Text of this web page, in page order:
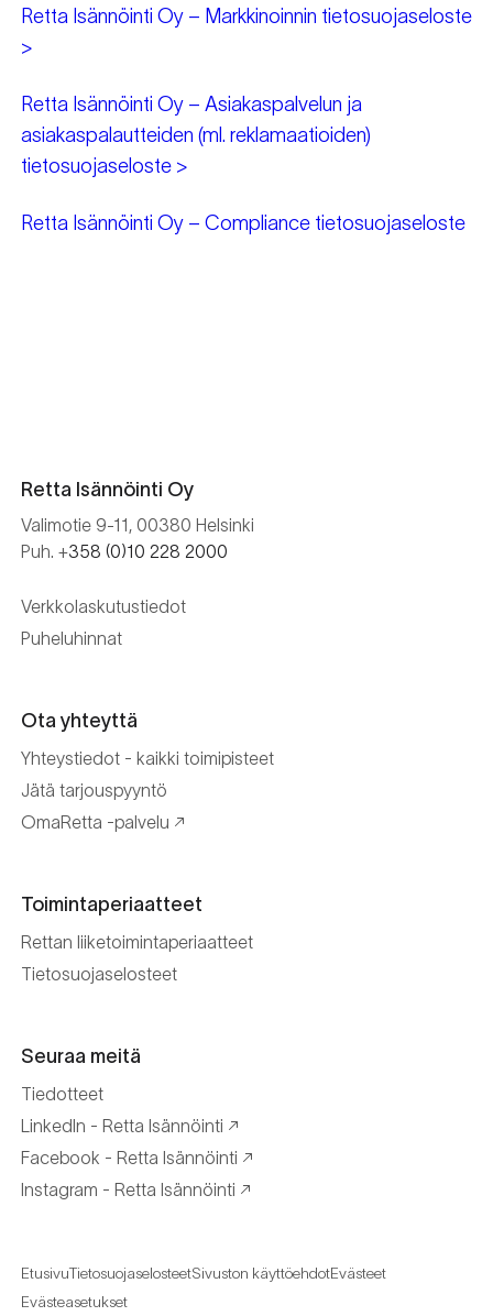
Retta Isännöinti Oy – Markkinoinnin tietosuojaseloste
>
Retta Isännöinti Oy – Asiakaspalvelun ja
asiakaspalautteiden (ml. reklamaatioiden)
tietosuojaseloste >
Retta Isännöinti Oy – Compliance tietosuojaseloste
Retta Isännöinti Oy
Valimotie 9-11, 00380 Helsinki
Puh. +358 (0)10 228 2000
Verkkolaskutustiedot
Puheluhinnat
Ota yhteyttä
Yhteystiedot - kaikki toimipisteet
Jätä tarjouspyyntö
OmaRetta -palvelu
Toimintaperiaatteet
Rettan liiketoimintaperiaatteet
Tietosuojaselosteet
Seuraa meitä
Tiedotteet
LinkedIn - Retta Isännöinti
Facebook - Retta Isännöinti
Instagram - Retta Isännöinti
EtusivuTietosuojaselosteetSivuston käyttöehdotEvästeet
Evästeasetukset